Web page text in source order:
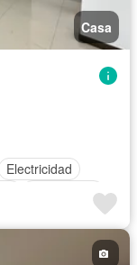
Casa
Electricidad
Gas natural